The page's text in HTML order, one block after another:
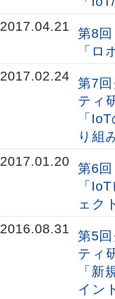
2017.04.21 第8
「
2017.02.24 第7
ティ
「
り組
2017.01.20 第6
「
ェク
2016.08.31 第5
ティ
「
イン